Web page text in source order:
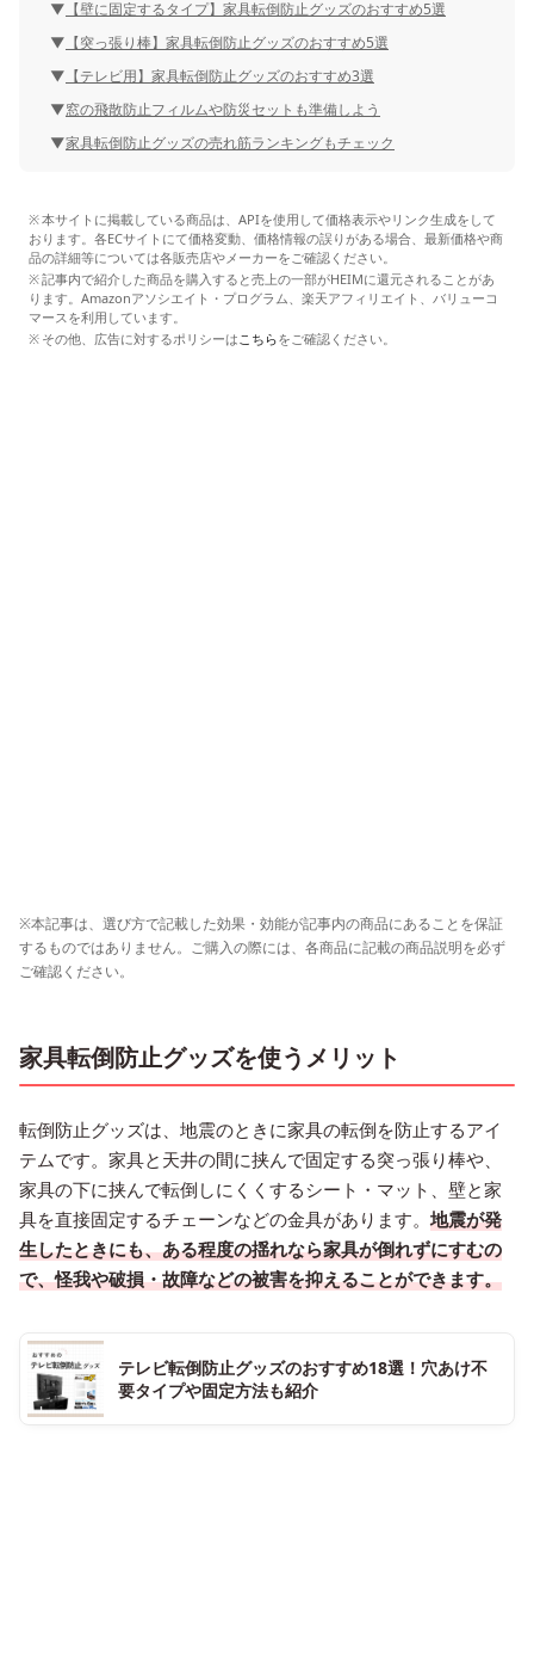
【壁に固定するタイプ】家具転倒防止グッズのおすすめ5選
【突っ張り棒】家具転倒防止グッズのおすすめ5選
【テレビ用】家具転倒防止グッズのおすすめ3選
窓の飛散防止フィルムや防災セットも準備しよう
家具転倒防止グッズの売れ筋ランキングもチェック
本サイトに掲載している商品は、APIを使用して価格表示やリンク生成をして
おります。各ECサイトにて価格変動、価格情報の誤りがある場合、最新価格や商
品の詳細等については各販売店やメーカーをご確認ください。
記事内で紹介した商品を購入すると売上の一部がHEIMに還元されることがあ
ります。Amazonアソシエイト・プログラム、楽天アフィリエイト、バリューコ
マースを利用しています。
その他、広告に対するポリシーはこちらをご確認ください。
※本記事は、選び方で記載した効果・効能が記事内の商品にあることを保証
するものではありません。ご購入の際には、各商品に記載の商品説明を必ず
ご確認ください。
家具転倒防止グッズを使うメリット
転倒防止グッズは、地震のときに家具の転倒を防止するアイ
テムです。家具と天井の間に挟んで固定する突っ張り棒や、
家具の下に挟んで転倒しにくくするシート・マット、壁と家
具を直接固定するチェーンなどの金具があります。地震が発
生したときにも、ある程度の揺れなら家具が倒れずにすむの
で、怪我や破損・故障などの被害を抑えることができます。
テレビ転倒防止グッズのおすすめ18選！穴あけ不
要タイプや固定方法も紹介